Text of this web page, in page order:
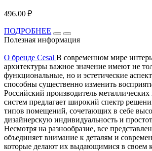
496.00 ₽
ПОДРОБНЕЕ
Полезная информация
О бренде Cesal В современном мире
архитектуры важное значение имеют не
функциональные, но и эстетические
способны существенно изменить
Российский производитель
систем предлагает широкий спектр
типов помещений, сочетающих в себе
дизайнерскую индивидуальность и
Несмотря на разнообразие, все
объединяет внимание к деталям и
которые делают их выдающимися в своем